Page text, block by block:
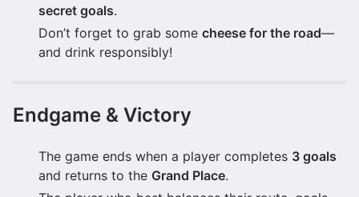
secret goals.
Don’t forget to grab some cheese for the road—
and drink responsibly!
Endgame & Victory
The game ends when a player completes 3 goals
and returns to the Grand Place.